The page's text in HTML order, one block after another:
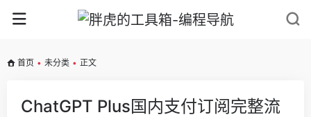
首页 • 未分类 • 正文
ChatGPT Plus国内支付订阅完整流